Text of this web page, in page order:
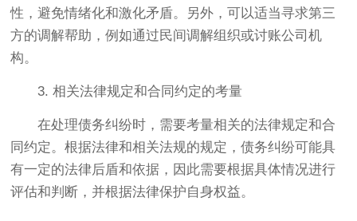
性，避免情绪化和激化矛盾。另外，可以适当寻求第三
方的调解帮助，例如通过民间调解组织或讨账公司机
构。
3. 相关法律规定和合同约定的考量
在处理债务纠纷时，需要考量相关的法律规定和合
同约定。根据法律和相关法规的规定，债务纠纷可能具
有一定的法律后盾和依据，因此需要根据具体情况进行
评估和判断，并根据法律保护自身权益。